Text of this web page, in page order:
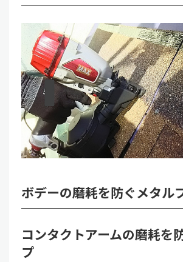
ボデーの磨耗を防ぐメタル
コンタクトアームの磨耗を
プ